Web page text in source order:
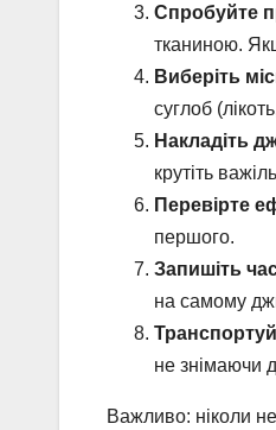
Спробуйте
тканиною.
Виберіть
суглоб
Накладіть
крутіть
Перевірте
першого.
Запишіть
на самому
не знімаючи
Важливо: ніколи